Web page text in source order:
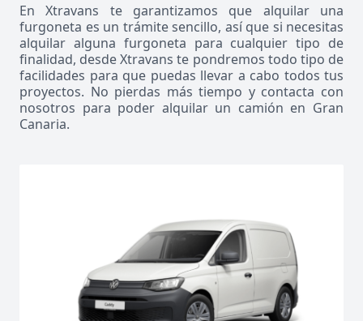
En Xtravans te garantizamos que alquilar una
furgoneta es un trámite sencillo, así que si necesitas
alquilar alguna furgoneta para cualquier tipo de
finalidad, desde Xtravans te pondremos todo tipo de
facilidades para que puedas llevar a cabo todos tus
proyectos. No pierdas más tiempo y contacta con
nosotros para poder alquilar un camión en Gran
Canaria.